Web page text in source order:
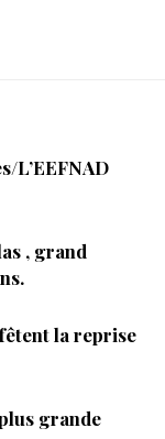
L’EEFNAD
, grand
la reprise
grande